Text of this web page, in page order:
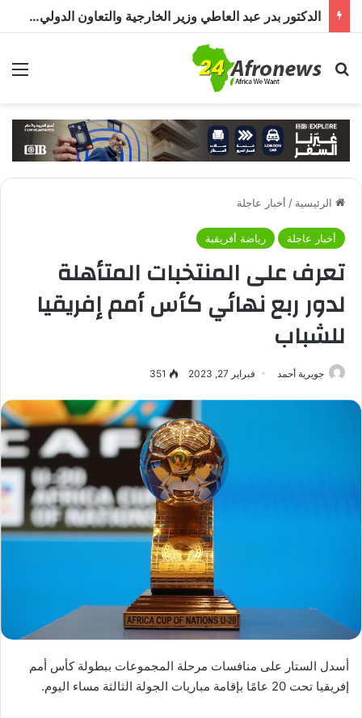
الدكتور بدر عبد العاطي وزير الخارجية والتعاون الدولي المصري في حوار خاص لـ«أفرو نيوز 24»: مصر تولي الأزمة السودانية أولوية خاصة
بحث عن
الرئيسية / أخبار عاجلة
أخبار عاجلة رياضة أفريقية
تعرف على المنتخبات المتأهلة
لدور ربع نهائي كأس أمم إفريقيا
للشباب
جويرية أحمد فبراير 27, 2023 351
أسدل الستار على منافسات مرحلة المجموعات ببطولة كأس أمم
إفريقيا تحت 20 عامًا بإقامة مباريات الجولة الثالثة مساء اليوم.